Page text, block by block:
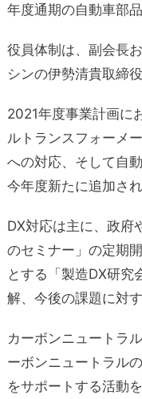
年度通期の自動車部
役員体制は、副会長
シンの伊勢清貴取締
2021年度事業計画に
ルトランスフォーメ
への対応、そして自
今年度新たに追加され
DX対応は主に、政府
のセミナー」の定期
とする「製造DX研究
解、今後の課題に対
カーボンニュートラ
ーボンニュートラル
をサポートする活動